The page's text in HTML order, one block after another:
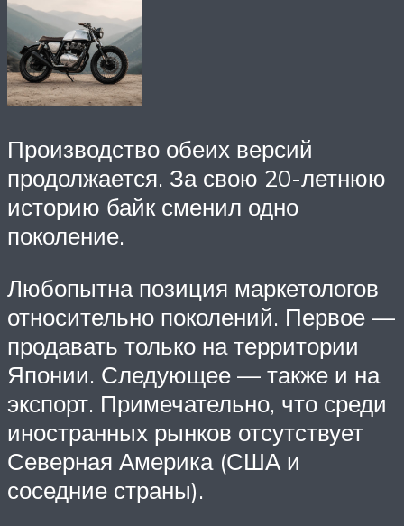
Производство обеих версий
продолжается. За свою 20-летнюю
историю байк сменил одно
поколение.
Любопытна позиция маркетологов
относительно поколений. Первое —
продавать только на территории
Японии. Следующее — также и на
экспорт. Примечательно, что среди
иностранных рынков отсутствует
Северная Америка (США и
соседние страны).